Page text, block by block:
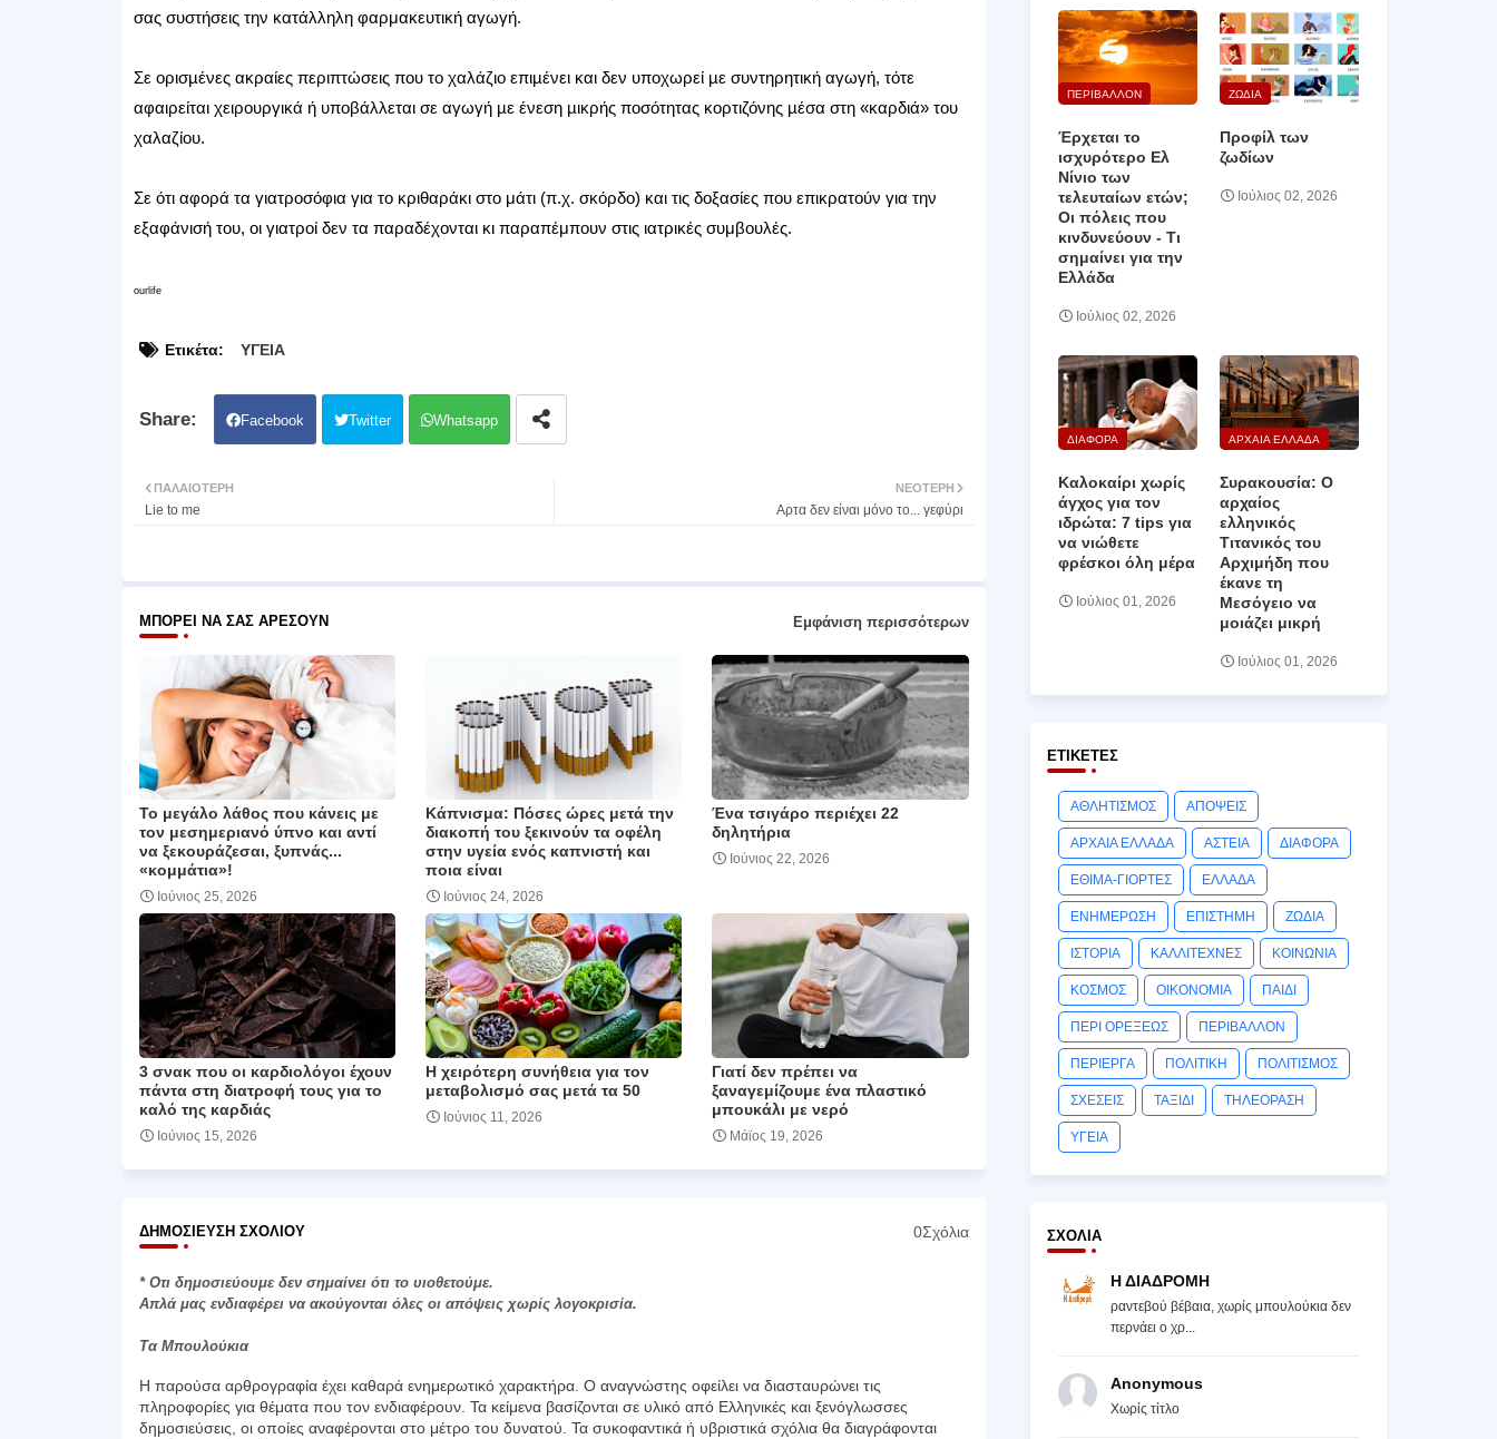
σας συστήσεις την κατάλληλη φαρμακευτική αγωγή.
Σε ορισµένες ακραίες περιπτώσεις που το χαλάζιο επιµένει και δεν υποχωρεί µε συντηρητική αγωγή, τότε
αφαιρείται χειρουργικά ή υποβάλλεται σε αγωγή µε ένεση µικρής ποσότητας κορτιζόνης µέσα στη «καρδιά» του
χαλαζίου.
Σε ότι αφορά τα γιατροσόφια για το κριθαράκι στο μάτι (π.χ. σκόρδο) και τις δοξασίες που επικρατούν για την
εξαφάνισή του, οι γιατροί δεν τα παραδέχονται κι παραπέμπουν στις ιατρικές συμβουλές.
ourlife
Ετικέτα: ΥΓΕΙΑ
Facebook Twitter Whatsapp
ΝΕΌΤΕΡΗ
Aρτα δεν είναι μόνο το... γεφύρι
ΠΑΛΑΙΌΤΕΡΗ
Lie to me
ΜΠΟΡΕΊ ΝΑ ΣΑΣ ΑΡΈΣΟΥΝ Εμφάνιση περισσότερων
Το μεγάλο λάθος που κάνεις με
τον μεσημεριανό ύπνο και αντί
να ξεκουράζεσαι, ξυπνάς...
«κομμάτια»!
Ιούνιος 25, 2026
Κάπνισμα: Πόσες ώρες μετά την
διακοπή του ξεκινούν τα οφέλη
στην υγεία ενός καπνιστή και
ποια είναι
Ιούνιος 24, 2026
Ένα τσιγάρο περιέχει 22
δηλητήρια
Ιούνιος 22, 2026
3 σνακ που οι καρδιολόγοι έχουν
πάντα στη διατροφή τους για το
καλό της καρδιάς
Ιούνιος 15, 2026
Η χειρότερη συνήθεια για τον
μεταβολισμό σας μετά τα 50
Ιούνιος 11, 2026
Γιατί δεν πρέπει να
ξαναγεμίζουμε ένα πλαστικό
μπουκάλι με νερό
Μάϊος 19, 2026
ΔΗΜΟΣΊΕΥΣΗ ΣΧΟΛΊΟΥ 0Σχόλια
* Οτι δημοσιεύουμε δεν σημαίνει ότι το υιοθετούμε.
Απλά μας ενδιαφέρει να ακούγονται όλες οι απόψεις χωρίς λογοκρισία.
Τα Μπουλούκια
Η παρούσα αρθρογραφία έχει καθαρά ενημερωτικό χαρακτήρα. Ο αναγνώστης οφείλει να διασταυρώνει τις
πληροφορίες για θέματα που τον ενδιαφέρουν. Τα κείμενα βασίζονται σε υλικό από Ελληνικές και ξενόγλωσσες
δημοσιεύσεις, οι οποίες αναφέρονται στο μέτρο του δυνατού. Τα συκοφαντικά ή υβριστικά σχόλια θα διαγράφονται
ΠΕΡΙΒΑΛΛΟΝ
Έρχεται το
ισχυρότερο Ελ
Νίνιο των
τελευταίων ετών;
Οι πόλεις που
κινδυνεύουν ‑ Τι
σημαίνει για την
Ελλάδα
Ιούλιος 02, 2026
ΖΩΔΙΑ
Προφίλ των
ζωδίων
Ιούλιος 02, 2026
ΔΙΑΦΟΡΑ
Καλοκαίρι χωρίς
άγχος για τον
ιδρώτα: 7 tips για
να νιώθετε
φρέσκοι όλη μέρα
Ιούλιος 01, 2026
ΑΡΧΑΙΑ ΕΛΛΑΔΑ
Συρακουσία: Ο
αρχαίος
ελληνικός
Τιτανικός του
Αρχιμήδη που
έκανε τη
Μεσόγειο να
μοιάζει μικρή
Ιούλιος 01, 2026
ΕΤΙΚΈΤΕΣ
ΑΘΛΗΤΙΣΜΟΣ ΑΠΟΨΕΙΣ
ΑΡΧΑΙΑ ΕΛΛΑΔΑ ΑΣΤΕΙΑ ΔΙΑΦΟΡΑ
ΕΘΙΜΑ-ΓΙΟΡΤΕΣ ΕΛΛΑΔΑ
ΕΝΗΜΕΡΩΣΗ ΕΠΙΣΤΗΜΗ ΖΩΔΙΑ
ΙΣΤΟΡΙΑ ΚΑΛΛΙΤΕΧΝΕΣ ΚΟΙΝΩΝΙΑ
ΚΟΣΜΟΣ ΟΙΚΟΝΟΜΙΑ ΠΑΙΔΙ
ΠΕΡΙ ΟΡΕΞΕΩΣ ΠΕΡΙΒΑΛΛΟΝ
ΠΕΡΙΕΡΓΑ ΠΟΛΙΤΙΚΗ ΠΟΛΙΤΙΣΜΟΣ
ΣΧΕΣΕΙΣ ΤΑΞΙΔΙ ΤΗΛΕΟΡΑΣΗ
ΥΓΕΙΑ
ΣΧΌΛΙΑ
Η ΔΙΑΔΡΟΜΗ
ραντεβού βέβαια, χωρίς μπουλούκια δεν
περνάει ο χρ...
Anonymous
Χωρίς τίτλο